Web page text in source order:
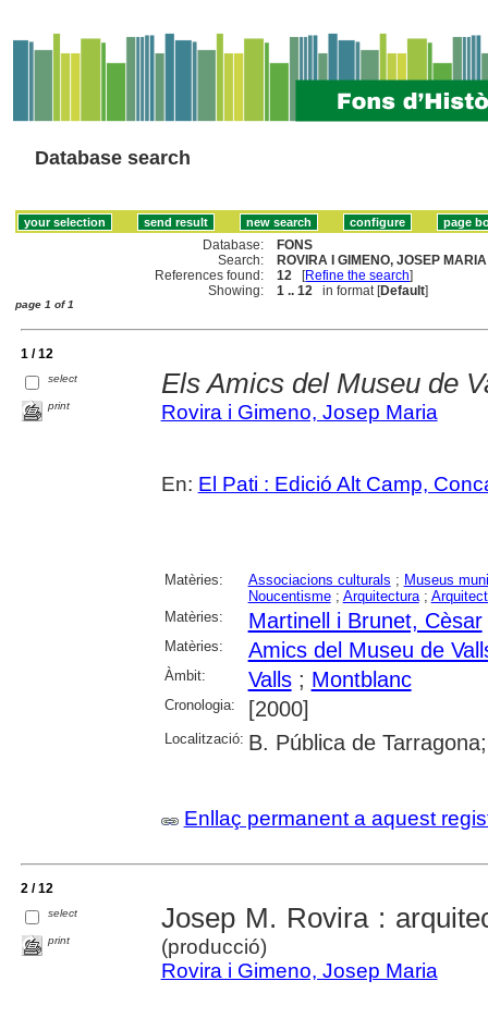
Database search
Database:
FONS
Search:
ROVIRA I GIMENO, JOSEP
References found:
12 [Refine the search]
Showing:
1 .. 12 in format [Default]
page 1 of 1
1 / 12
select
print
Els Amics del Museu de
Rovira i Gimeno, Josep Maria
En: El Pati : Edició Alt Camp,
Matèries: Associacions culturals ; Museus
Noucentisme; Arquitectura;
Matèries:
Martinell i Brunet, Cèsar
Matèries: Amics del Museu de
Àmbit: Valls; Montblanc
Cronologia: [2000]
Localització: B. Pública de
Enllaç permanent a aquest
2 / 12
select
print
Josep M. Rovira :
(producció)
Rovira i Gimeno, Josep Maria